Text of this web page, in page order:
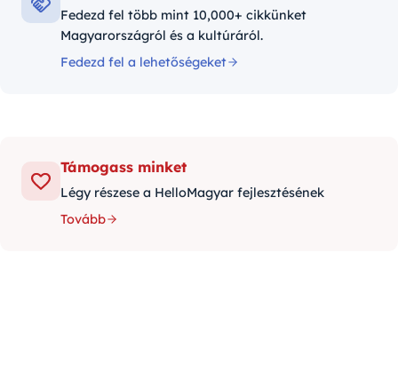
Fedezd fel több mint 10,000+ cikkünket
Magyarországról és a kultúráról.
Fedezd fel a lehetőségeket
Támogass minket
Légy részese a HelloMagyar fejlesztésének
Tovább